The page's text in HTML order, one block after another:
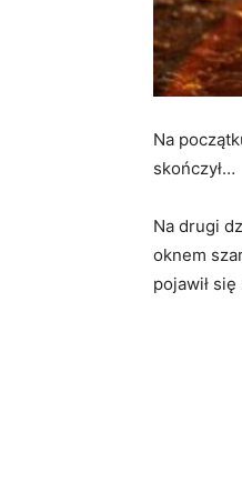
Na
skończył…
Na drugi
oknem
pojawił